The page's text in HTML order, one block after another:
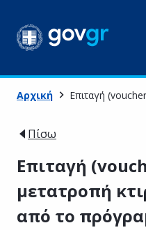
Αρχική Επιταγή
Πίσω
Επιταγή
μετατροπή
από το